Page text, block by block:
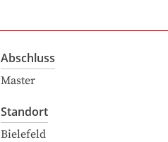
Abschluss
Master
Standort
Bielefeld